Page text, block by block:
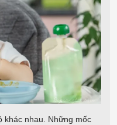
khác nhau. Những mốc